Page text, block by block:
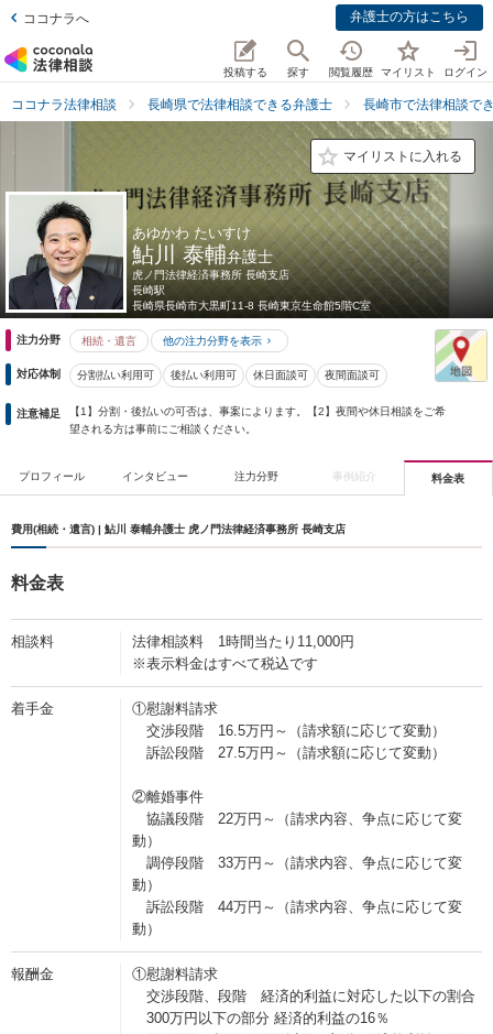
ココナラへ 弁護士の方はこちら
投稿する 探す 閲覧履歴 マイリスト ログイン
ココナラ法律相談 長崎県で法律相談できる弁護士 長崎市で法律相談で
マイリストに入れる
あゆかわ たいすけ
鮎川 泰輔弁護士
虎ノ門法律経済事務所 長崎支店
長崎駅
長崎県長崎市大黒町11-8 長崎東京生命館5階C室
注力分野 相続・遺言 他の注力分野を表示
対応体制 分割払い利用可 後払い利用可 休日面談可 夜間面談可
注意補足
【1】分割・後払いの可否は、事案によります。【2】夜間や休日相談をご希
望される方は事前にご相談ください。
プロフィール インタビュー 注力分野 事例紹介 料金表
費用(相続・遺言) | 鮎川 泰輔弁護士 虎ノ門法律経済事務所 長崎支店
料金表
相談料
法律相談料 1時間当たり11,000円
※表示料金はすべて税込です
着手金
①慰謝料請求
交渉段階 16.5万円～（請求額に応じて変動）
訴訟段階 27.5万円～（請求額に応じて変動）
②離婚事件
協議段階 22万円～（請求内容、争点に応じて変
動）
調停段階 33万円～（請求内容、争点に応じて変
動）
訴訟段階 44万円～（請求内容、争点に応じて変
動）
報酬金
①慰謝料請求
交渉段階、段階 経済的利益に対応した以下の割合
300万円以下の部分 経済的利益の16％